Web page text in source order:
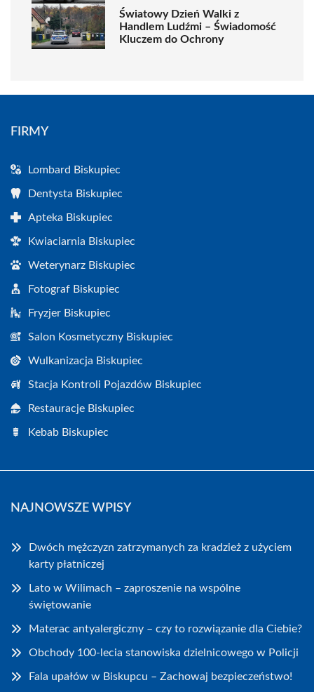
Światowy Dzień Walki z
Handlem Ludźmi – Świadomość
Kluczem do Ochrony
FIRMY
Lombard Biskupiec
Dentysta Biskupiec
Apteka Biskupiec
Kwiaciarnia Biskupiec
Weterynarz Biskupiec
Fotograf Biskupiec
Fryzjer Biskupiec
Salon Kosmetyczny Biskupiec
Wulkanizacja Biskupiec
Stacja Kontroli Pojazdów Biskupiec
Restauracje Biskupiec
Kebab Biskupiec
NAJNOWSZE WPISY
Dwóch mężczyzn zatrzymanych za kradzież z użyciem
karty płatniczej
Lato w Wilimach – zaproszenie na wspólne
świętowanie
Materac antyalergiczny – czy to rozwiązanie dla Ciebie?
Obchody 100-lecia stanowiska dzielnicowego w Policji
Fala upałów w Biskupcu – Zachowaj bezpieczeństwo!